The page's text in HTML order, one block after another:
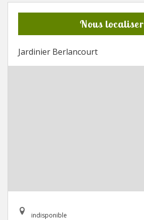
Nous localiser
Jardinier Berlancourt
indisponible